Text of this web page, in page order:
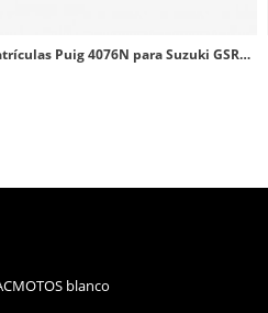
Portamatrículas Puig 4076N para Suzuki GSR600 (06-11)